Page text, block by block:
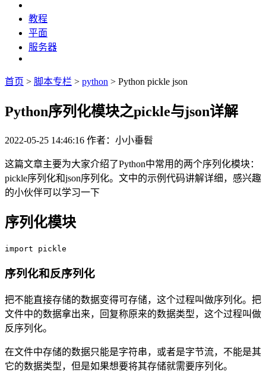
教程
平面
服务器
首页 > 脚本专栏 > python > Python pickle json
Python序列化模块之pickle与json详解
2022-05-25 14:46:16 作者：小小垂髫
这篇文章主要为大家介绍了Python中常用的两个序列化模块：
pickle序列化和json序列化。文中的示例代码讲解详细，感兴趣
的小伙伴可以学习一下
序列化模块
import pickle
序列化和反序列化
把不能直接存储的数据变得可存储，这个过程叫做序列化。把
文件中的数据拿出来，回复称原来的数据类型，这个过程叫做
反序列化。
在文件中存储的数据只能是字符串，或者是字节流，不能是其
它的数据类型，但是如果想要将其存储就需要序列化。